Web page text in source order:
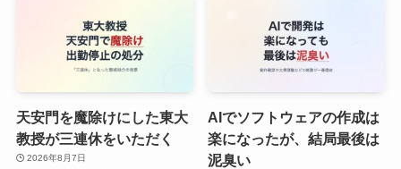
天安門を魔除けにした東大
教授が三連休をいただく
2026年8月7日
AIでソフトウェアの作成は
楽になったが、結局最後は
泥臭い